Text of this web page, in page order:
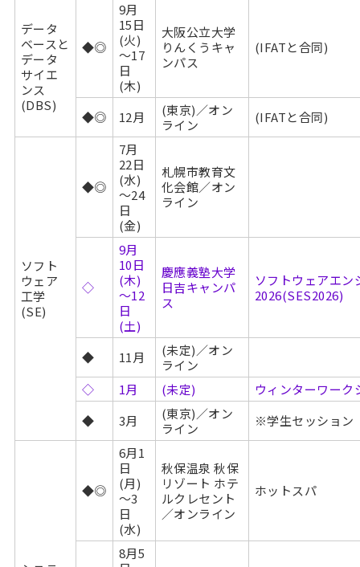
データ
ベースと
データ
サイエ
ンス
(DBS)
◆◎
9月
15日
(火)
～17
日
(木)
大阪公立大学
りんくうキャ
ンパス
(IFATと合同)
◆◎ 12月
(東京)／オン
ライン
(IFATと合同)
ソフト
ウェア
工学
(SE)
◆◎
7月
22日
(水)
～24
日
(金)
札幌市教育文
化会館／オン
ライン
◇
9月
10日
(木)
～12
日
(土)
慶應義塾大学
日吉キャンパ
ス
ソフトウェアエ
2026(SES2026)
◆ 11月
(未定)／オン
ライン
◇
1月 (未定)
ウィンターワーク
◆
3月
(東京)／オン
ライン
※学生セッション
◆◎
6月1
日
(月)
～3
日
(水)
秋保温泉 秋保
リゾート ホテ
ルクレセント
／オンライン
ホットスパ
8月5